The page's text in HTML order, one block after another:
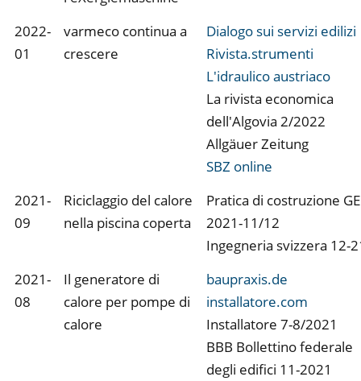
2022-
01
varmeco continua a
crescere
Dialogo sui servizi edilizi
Rivista.strumenti
L'idraulico austriaco
La rivista economica
dell'Algovia 2/2022
Allgäuer Zeitung
SBZ online
2021-
09
Riciclaggio del calore
nella piscina coperta
Pratica di costruzione
2021-11/12
Ingegneria svizzera 12-
2021-
08
Il generatore di
calore per pompe di
calore
baupraxis.de
installatore.com
Installatore 7-8/2021
BBB Bollettino federale
degli edifici 11-2021